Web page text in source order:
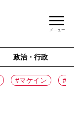
政治・行政
#マケイン #
メニュー